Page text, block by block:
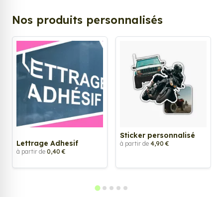
Nos produits personnalisés
Lettrage Adhesif
à partir de 0,40 €
Sticker personnalisé
à partir de 4,90 €